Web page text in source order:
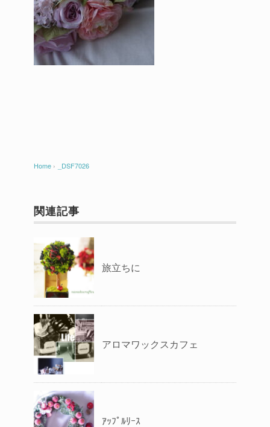
Home › _DSF7026
関連記事
旅立ちに
アロマワックスカフェ
ｱｯﾌﾟﾙﾘｰｽ